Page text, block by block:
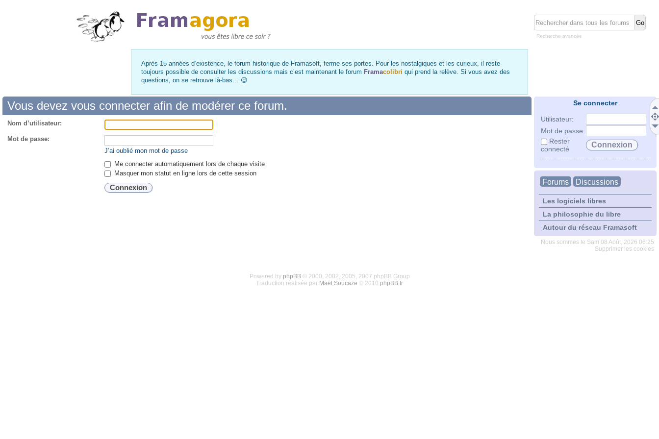
Recherche avancée
Après 15 années d’existence, le forum historique de Framasoft, ferme ses portes. Pour les nostalgiques et les curieux, il reste
toujours possible de consulter les discussions mais c’est maintenant le forum Framacolibri qui prend la relève. Si vous avez des
questions, on se retrouve là-bas… 😉
Se connecter
Utilisateur:
Mot de passe:
Rester
connecté
Forums Discussions
Les logiciels libres
La philosophie du libre
Autour du réseau Framasoft
Nous sommes le Sam 08 Août, 2026 06:25
Supprimer les cookies
Vous devez vous connecter afin de modérer ce forum.
Nom d’utilisateur:
Mot de passe:
J’ai oublié mon mot de passe
Me connecter automatiquement lors de chaque visite
Masquer mon statut en ligne lors de cette session
Powered by phpBB© 2000, 2002, 2005, 2007 phpBB Group
Traduction réalisée par Maël Soucaze © 2010 phpBB.fr